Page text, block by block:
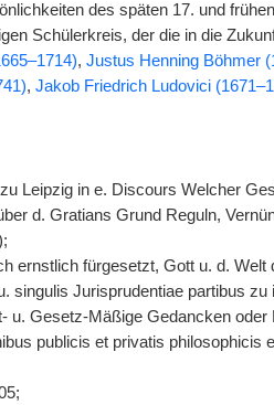
des späten 17. und
Schülerkreis, der die in die
, Justus Henning Böhmer
, Jakob Friedrich Ludovici
Leipzig in e. Discours Welcher
d. Gratians Grund Reguln,
ernstlich fürgesetzt, Gott u. d.
singulis Jurisprudentiae partibus
u. Gesetz-Mäßige Gedancken
publicis et privatis philosophicis